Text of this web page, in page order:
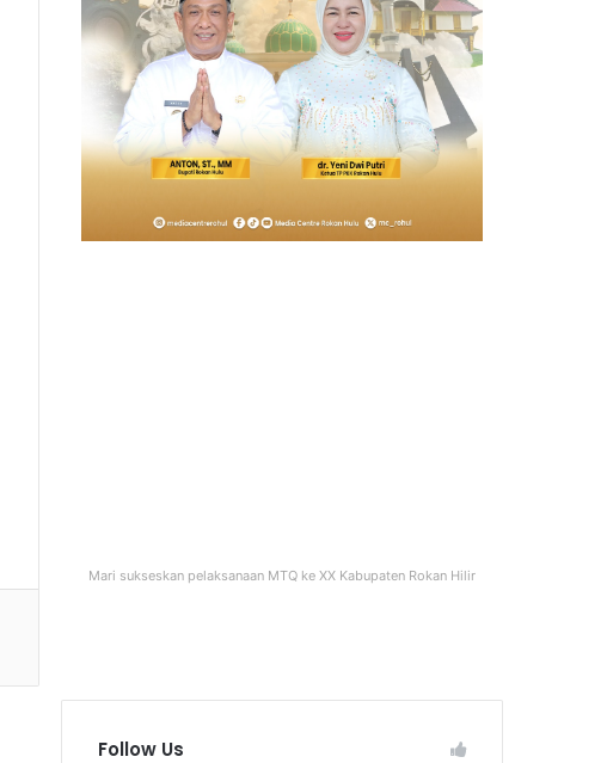
Mari sukseskan pelaksanaan MTQ ke XX Kabupaten Rokan Hilir
Follow Us